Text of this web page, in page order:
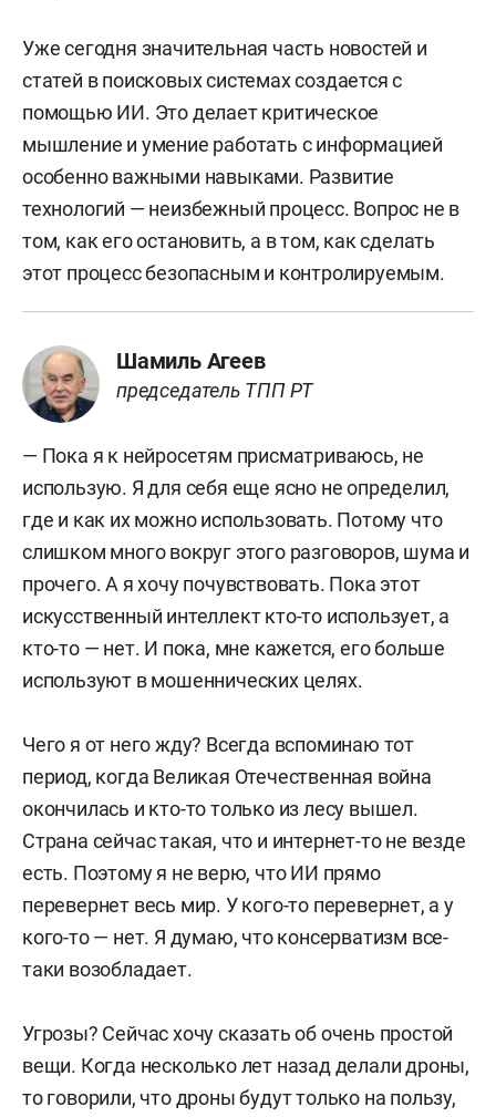
Уже сегодня значительная часть новостей и
статей в поисковых системах создается с
помощью ИИ. Это делает критическое
мышление и умение работать с информацией
особенно важными навыками. Развитие
технологий — неизбежный процесс. Вопрос не в
том, как его остановить, а в том, как сделать
этот процесс безопасным и контролируемым.
Шамиль Агеев
председатель ТПП РТ
— Пока я к нейросетям присматриваюсь, не
использую. Я для себя еще ясно не определил,
где и как их можно использовать. Потому что
слишком много вокруг этого разговоров, шума и
прочего. А я хочу почувствовать. Пока этот
искусственный интеллект кто-то использует, а
кто-то — нет. И пока, мне кажется, его больше
используют в мошеннических целях.
Чего я от него жду? Всегда вспоминаю тот
период, когда Великая Отечественная война
окончилась и кто-то только из лесу вышел.
Страна сейчас такая, что и интернет-то не везде
есть. Поэтому я не верю, что ИИ прямо
перевернет весь мир. У кого-то перевернет, а у
кого-то — нет. Я думаю, что консерватизм все-
таки возобладает.
Угрозы? Сейчас хочу сказать об очень простой
вещи. Когда несколько лет назад делали дроны,
то говорили, что дроны будут только на пользу,